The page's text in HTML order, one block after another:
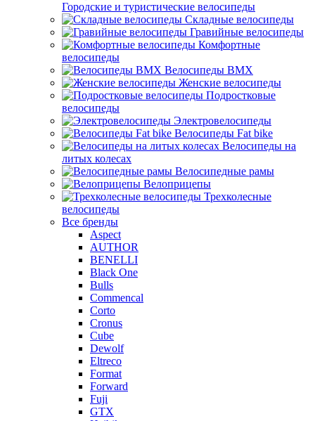
Городские и туристические велосипеды
Складные велосипеды
Гравийные велосипеды
Комфортные
велосипеды
Велосипеды BMX
Женские велосипеды
Подростковые
велосипеды
Электровелосипеды
Велосипеды Fat bike
Велосипеды на
литых колесах
Велосипедные рамы
Велоприцепы
Трехколесные
велосипеды
Все бренды
Aspect
AUTHOR
BENELLI
Black One
Bulls
Commencal
Corto
Cronus
Cube
Dewolf
Eltreco
Format
Forward
Fuji
GTX